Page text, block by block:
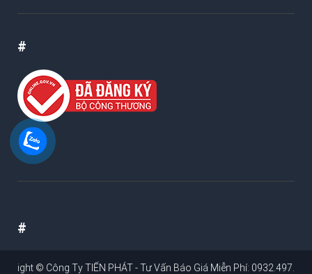
#
#
©Công Ty TIẾN PHÁT - Tư Vấn Báo Giá Miễn Phí: 0932.497.995.